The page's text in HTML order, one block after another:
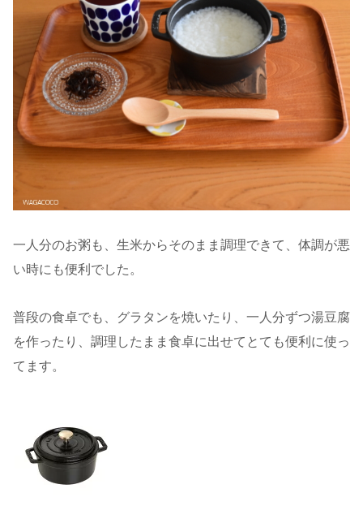
一人分のお粥も、生米からそのまま調理できて、体調が悪
い時にも便利でした。
普段の食卓でも、グラタンを焼いたり、一人分ずつ湯豆腐
を作ったり、調理したまま食卓に出せてとても便利に使っ
てます。